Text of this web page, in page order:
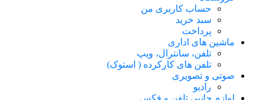
حساب کاربری من
سبد خرید
پرداخت
ماشین های اداری
تلفن، سانترال، ویپ
تلفن های کارکرده ( استوک)
صوتی و تصویری
رادیو